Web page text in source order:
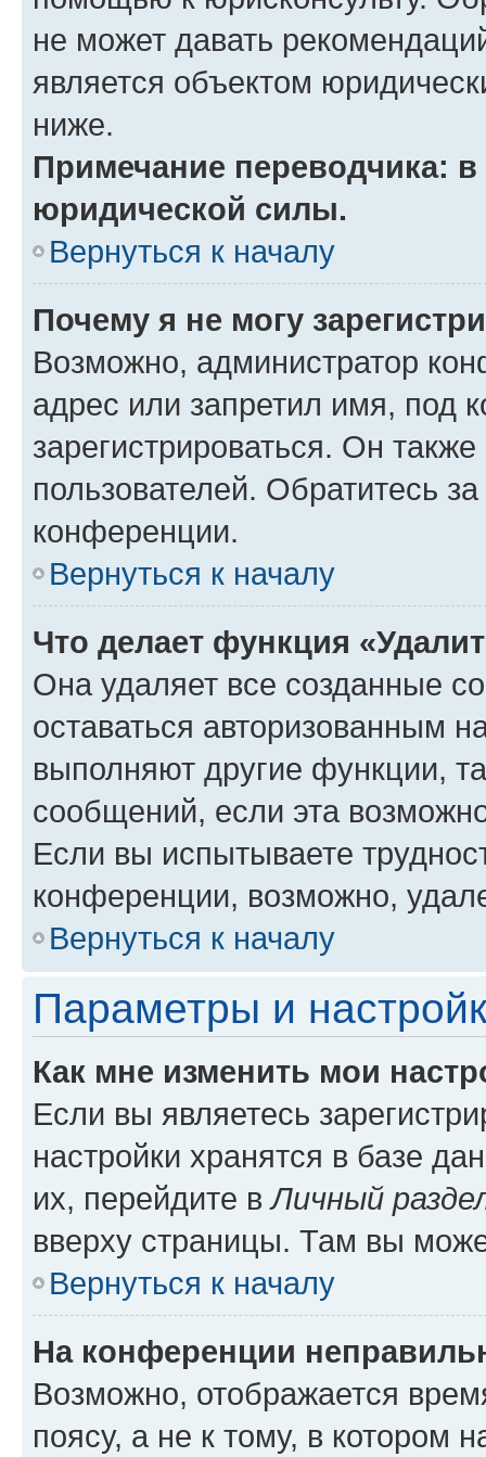
не может давать
является объектом
ниже.
Примечание переводчика:
юридической силы.
Вернуться к началу
Почему я не могу
Возможно, администратор
адрес или запретил имя, под
зарегистрироваться. Он
пользователей. Обратитесь
конференции.
Вернуться к началу
Что делает функция
Она удаляет все созданные
оставаться авторизованным
выполняют другие функции,
сообщений, если эта
Если вы испытываете
конференции, возможно,
Вернуться к началу
Параметры и
Как мне изменить мои
Если вы являетесь
настройки хранятся в базе
их, перейдите вЛичный
вверху страницы. Там вы
Вернуться к началу
На конференции
Возможно, отображается
поясу, а не к тому, в котором